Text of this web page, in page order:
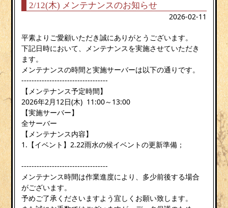
2/12(木) メンテナンスのお知らせ
2026-02-11
平素よりご愛顧いただき誠にありがとうございます。
下記日時において、メンテナンスを実施させていただき
ます。
メンテナンスの時間と実施サーバーは以下の通りです。
----------------------------------
【メンテナンス予定時間】
2026年2月12日(木) 11:00～13:00
【実施サーバー】
全サーバー
【メンテナンス内容】
1.【イベント】2.22雨水の候イベントの更新準備；
----------------------------------
メンテナンス時間は作業進度により、多少前後する場合
がございます。
予めご了承くださいますよう宜しくお願い致します。